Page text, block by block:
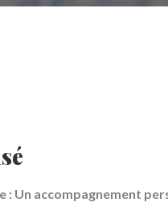
: Un accompagnement